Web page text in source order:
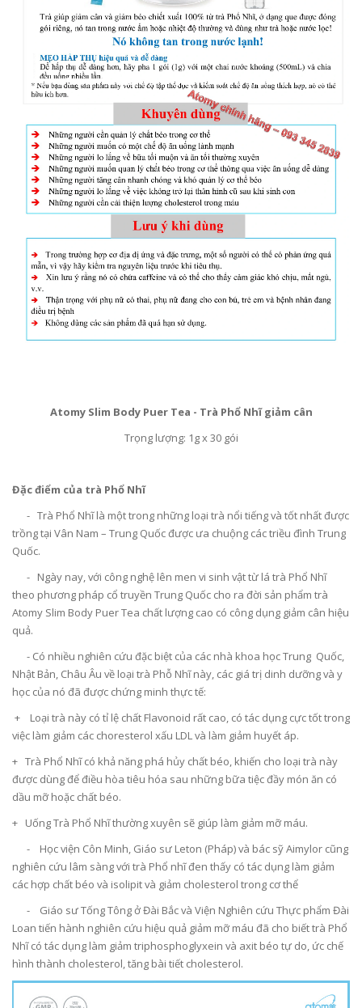
Atomy Slim Body Puer Tea - Trà Phổ Nhĩ giảm cân
Trọng lượng: 1g x 30 gói
Đặc điểm của trà Phổ Nhĩ
- Trà Phổ Nhĩ là một trong những loại trà nổi tiếng và tốt nhất được
trồng tại Vân Nam – Trung Quốc được ưa chuộng các triều đình Trung
Quốc.
- Ngày nay, với công nghệ lên men vi sinh vật từ lá trà Phổ Nhĩ
theo phương pháp cổ truyền Trung Quốc cho ra đời sản phẩm trà
Atomy Slim Body Puer Tea chất lượng cao có công dụng giảm cân hiệu
quả.
- Có nhiều nghiên cứu đặc biệt của các nhà khoa học Trung Quốc,
Nhật Bản, Châu Âu về loại trà Phỗ Nhĩ này, các giá trị dinh dưỡng và y
học của nó đã được chứng minh thực tế:
+ Loại trà này có tỉ lệ chất Flavonoid rất cao, có tác dụng cực tốt trong
việc làm giảm các choresterol xấu LDL và làm giảm huyết áp.
+ Trà Phổ Nhĩ có khả năng phá hủy chất béo, khiến cho loại trà này
được dùng để điều hòa tiêu hóa sau những bữa tiệc đầy món ăn có
dầu mỡ hoặc chất béo.
+ Uống Trà Phổ Nhĩ thường xuyên sẽ giúp làm giảm mỡ máu.
- Học viện Côn Minh, Giáo sư Leton (Pháp) và bác sỹ Aimylor cũng
nghiên cứu lâm sàng với trà Phổ nhĩ đen thấy có tác dụng làm giảm
các hợp chất béo và isolipit và giảm cholesterol trong cơ thể
- Giáo sư Tống Tông ở Đài Bắc và Viện Nghiên cứu Thực phẩm Đài
Loan tiến hành nghiên cứu hiệu quả giảm mỡ máu đã cho biết trà Phổ
Nhĩ có tác dụng làm giảm triphosphoglyxein và axit béo tự do, ức chế
hình thành cholesterol, tăng bài tiết cholesterol.